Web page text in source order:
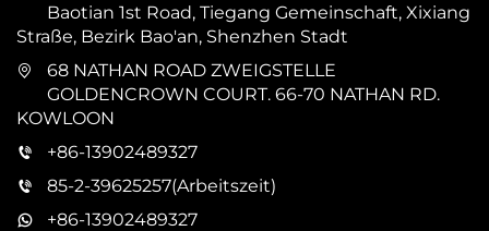
Baotian 1st Road, Tiegang Gemeinschaft, Xixiang
Straße, Bezirk Bao'an, Shenzhen Stadt
68 NATHAN ROAD ZWEIGSTELLE
GOLDENCROWN COURT. 66-70 NATHAN RD.
KOWLOON
+86-13902489327
85-2-39625257(Arbeitszeit)
+86-13902489327